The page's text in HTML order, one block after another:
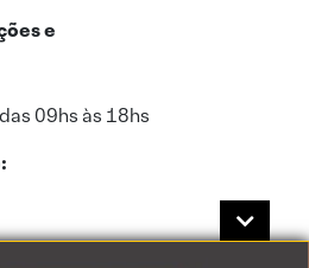
e
09hs às 18hs